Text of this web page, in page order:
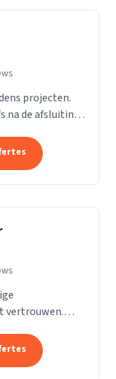
projecten.
na de afsluiting
vertrouwen.
Want uw